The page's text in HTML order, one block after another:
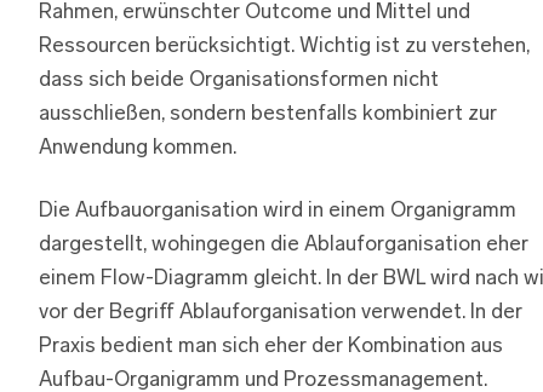
Rahmen, erwünschter Outcome und Mittel und
Ressourcen berücksichtigt. Wichtig ist zu verstehen,
dass sich beide Organisationsformen nicht
ausschließen, sondern bestenfalls kombiniert zur
Anwendung kommen.
Die Aufbauorganisation wird in einem Organigramm
dargestellt, wohingegen die Ablauforganisation eher
einem Flow-Diagramm gleicht. In der BWL wird nach
vor der Begriff Ablauforganisation verwendet. In der
Praxis bedient man sich eher der Kombination aus
Aufbau-Organigramm und Prozessmanagement.